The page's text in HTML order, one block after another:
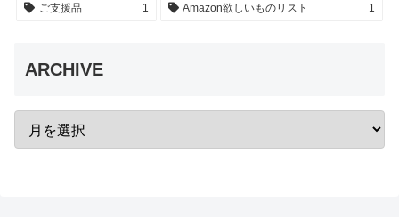
ご支援品 1 Amazon欲しいものリスト 1
ARCHIVE